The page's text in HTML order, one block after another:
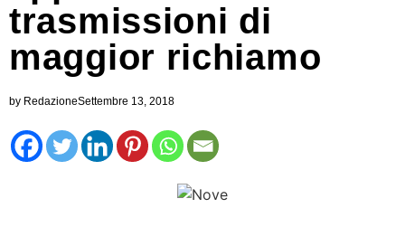
trasmissioni di
maggior richiamo
by RedazioneSettembre 13, 2018